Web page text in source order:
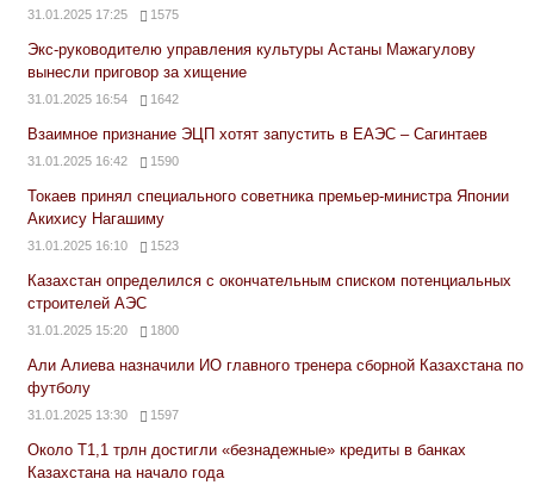
31.01.2025 17:25 1575
Экс-руководителю управления культуры Астаны Мажагулову
вынесли приговор за хищение
31.01.2025 16:54 1642
Взаимное признание ЭЦП хотят запустить в ЕАЭС – Сагинтаев
31.01.2025 16:42 1590
Токаев принял специального советника премьер-министра Японии
Акихису Нагашиму
31.01.2025 16:10 1523
Казахстан определился с окончательным списком потенциальных
строителей АЭС
31.01.2025 15:20 1800
Али Алиева назначили ИО главного тренера сборной Казахстана по
футболу
31.01.2025 13:30 1597
Около Т1,1 трлн достигли «безнадежные» кредиты в банках
Казахстана на начало года